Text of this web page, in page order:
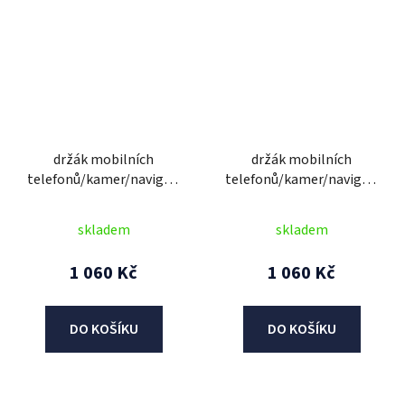
držák mobilních
telefonů/kamer/navigací
skladem
1 060 Kč
DO KOŠÍKU
držák mobilních
telefonů/kamer/navigací
OXFORD
skladem
1 060 Kč
DO KOŠÍKU